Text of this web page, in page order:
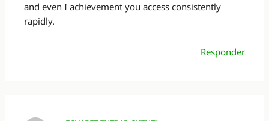
and even I achievement you access consistently
rapidly.
Responder